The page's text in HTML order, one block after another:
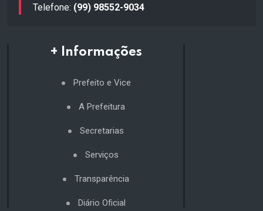
Telefone: (99) 98552-9034
+ Informações
Prefeito e Vice
A Prefeitura
Secretarias
Serviços
Transparência
Diário Oficial